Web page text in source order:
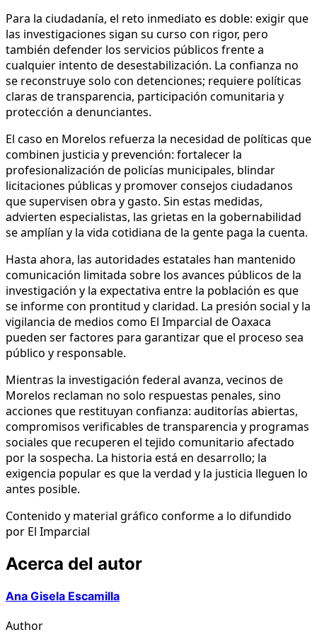
Para la ciudadanía, el reto inmediato es doble: exigir que
las investigaciones sigan su curso con rigor, pero
también defender los servicios públicos frente a
cualquier intento de desestabilización. La confianza no
se reconstruye solo con detenciones; requiere políticas
claras de transparencia, participación comunitaria y
protección a denunciantes.
El caso en Morelos refuerza la necesidad de políticas que
combinen justicia y prevención: fortalecer la
profesionalización de policías municipales, blindar
licitaciones públicas y promover consejos ciudadanos
que supervisen obra y gasto. Sin estas medidas,
advierten especialistas, las grietas en la gobernabilidad
se amplían y la vida cotidiana de la gente paga la cuenta.
Hasta ahora, las autoridades estatales han mantenido
comunicación limitada sobre los avances públicos de la
investigación y la expectativa entre la población es que
se informe con prontitud y claridad. La presión social y la
vigilancia de medios como El Imparcial de Oaxaca
pueden ser factores para garantizar que el proceso sea
público y responsable.
Mientras la investigación federal avanza, vecinos de
Morelos reclaman no solo respuestas penales, sino
acciones que restituyan confianza: auditorías abiertas,
compromisos verificables de transparencia y programas
sociales que recuperen el tejido comunitario afectado
por la sospecha. La historia está en desarrollo; la
exigencia popular es que la verdad y la justicia lleguen lo
antes posible.
Contenido y material gráfico conforme a lo difundido
por El Imparcial
Acerca del autor
Ana Gisela Escamilla
Author